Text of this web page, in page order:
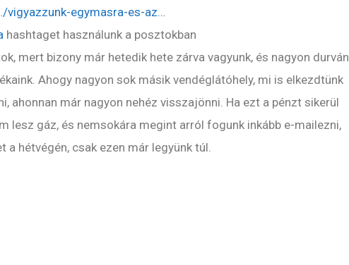
egymasra-es-az…
hashtaget használunk a posztokban
mert bizony már hetedik hete zárva vagyunk, és nagyon durván
Ahogy nagyon sok másik vendéglátóhely, mi is elkezdtünk
ahonnan már nagyon nehéz visszajönni. Ha ezt a pénzt sikerül
lesz gáz, és nemsokára megint arról fogunk inkább e-mailezni,
a hétvégén, csak ezen már legyünk túl.